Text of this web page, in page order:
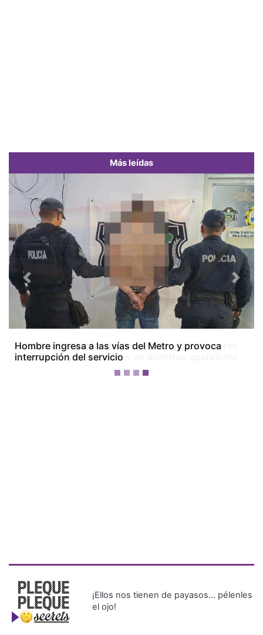
Más leídas
Colón bajo tensión: dos homicidios, dos menores
baleados y tres detenidos en distintos operativos
Previous Next
¡Ellos nos tienen de payasos… pélenles
el ojo!